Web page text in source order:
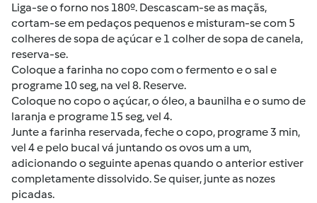
Liga-se o forno nos 180º. Descascam-se as maçãs,
cortam-se em pedaços pequenos e misturam-se com 5
colheres de sopa de açúcar e 1 colher de sopa de canela,
reserva-se.
Coloque a farinha no copo com o fermento e o sal e
programe 10 seg, na vel 8. Reserve.
Coloque no copo o açúcar, o óleo, a baunilha e o sumo de
laranja e programe 15 seg, vel 4.
Junte a farinha reservada, feche o copo, programe 3 min,
vel 4 e pelo bucal vá juntando os ovos um a um,
adicionando o seguinte apenas quando o anterior estiver
completamente dissolvido. Se quiser, junte as nozes
picadas.